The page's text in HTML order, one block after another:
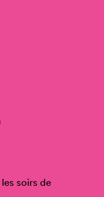
soirs de